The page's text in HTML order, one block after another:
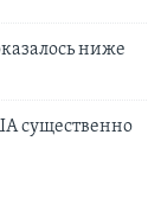
ниже
существенно